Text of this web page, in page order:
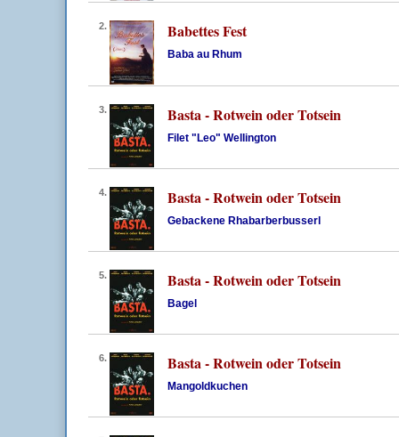
2. Babettes Fest
Baba au Rhum
3. Basta - Rotwein oder Totsein
Filet "Leo" Wellington
4. Basta - Rotwein oder Totsein
Gebackene Rhabarberbusserl
5. Basta - Rotwein oder Totsein
Bagel
6. Basta - Rotwein oder Totsein
Mangoldkuchen